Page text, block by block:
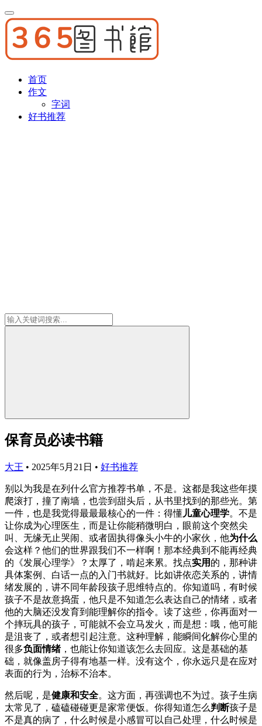
首页
作文
字词
好书推荐
保育员必读书籍
大王 • 2025年5月21日 • 好书推荐
别以为我是在列什么官方推荐书单，不是。这都是我这些年摸
爬滚打，撞了南墙，也尝到甜头后，从书里找到的那些光。第
一件，也是我觉得最最最核心的一件：得懂儿童心理学。不是
让你成为心理医生，而是让你能稍微明白，眼前这个突然尖
叫、无缘无止哭闹、或者固执得像头小牛的小家伙，他为什么
会这样？他们的世界跟我们不一样啊！那本经典到不能再经典
的《发展心理学》？太厚了，啃起来累。找点实用 的，那种讲
具体案例、白话一点的入门书就好。比如讲依恋关系的，讲情
绪发展的，讲不同年龄段孩子思维特点的。你知道吗，有时候
孩子不是故意捣蛋，他只是不知道怎么表达自己的情绪，或者
他的大脑还没发育到能理解你的指令。读了这些，你再面对一
个摔玩具的孩子，可能就不会立马发火，而是想：哦，他可能
是沮丧了，或者想引起注意。这种理解，能瞬间化解你心里的
很多负面情绪，也能让你知道该怎么去回应。这是基础的基
础，就像盖房子得有地基一样。没有这个，你永远只是在应对
表面的行为，治标不治本。
然后呢，是健康和安全。这方面，再强调也不为过。孩子生病
太常见了，磕磕碰碰更是家常便饭。你得知道怎么判断孩子是
不是真的病了，什么时候是小感冒可以自己处理，什么时候是